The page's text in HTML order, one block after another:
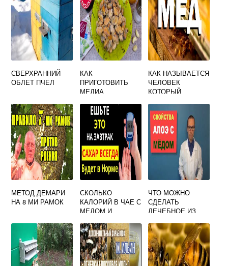
СВЕРХРАННИЙ
ОБЛЕТ ПЧЕЛ
КАК
ПРИГОТОВИТЬ
МЕДИА
КАК НАЗЫВАЕТСЯ
ЧЕЛОВЕК
КОТОРЫЙ
ПЧЕЛ
МЕТОД ДЕМАРИ
НА 8 МИ РАМОК
СКОЛЬКО
КАЛОРИЙ В ЧАЕ С
МЕДОМ И
ЧТО МОЖНО
СДЕЛАТЬ
ЛЕЧЕБНОЕ ИЗ